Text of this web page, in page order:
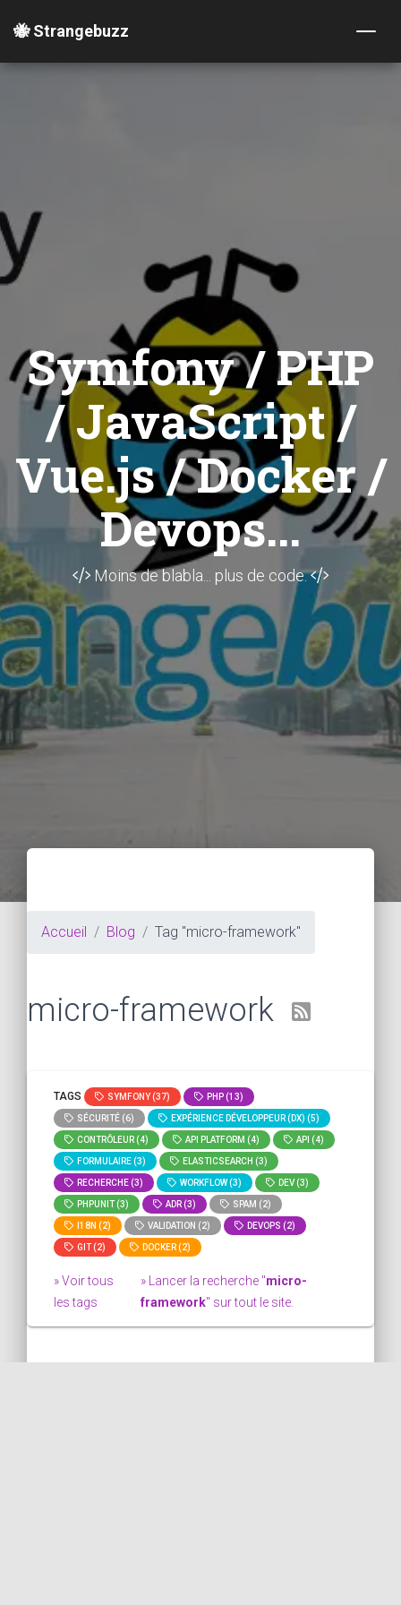
🐝 Strangebuzz
Symfony / PHP
/ JavaScript /
Vue.js / Docker /
Devops...
Moins de blabla... plus de code.
Accueil Blog Tag "micro-framework"
micro-framework
TAGS SYMFONY (37) PHP (13)
SÉCURITÉ (6) EXPÉRIENCE DÉVELOPPEUR (DX) (5)
CONTRÔLEUR (4) API PLATFORM (4) API (4)
FORMULAIRE (3) ELASTICSEARCH (3)
RECHERCHE (3) WORKFLOW (3) DEV (3)
PHPUNIT (3) ADR (3) SPAM (2)
I18N (2) VALIDATION (2) DEVOPS (2)
GIT (2) DOCKER (2)
» Voir tous
les tags
» Lancer la recherche "micro-
framework" sur tout le site.